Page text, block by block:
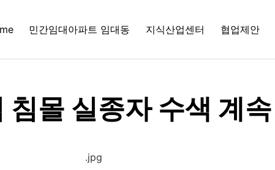
민간임대아파트 임대동 지식산업센터 협업제안
침몰 실종자 수색 계속